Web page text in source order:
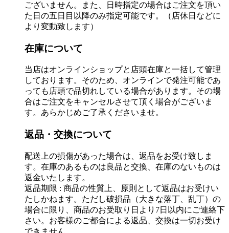
ございません。また、日時指定の場合はご注文を頂い
た日の五日目以降のみ指定可能です。（店休日などに
より変動致します）
在庫について
当店はオンラインショップと店頭在庫と一括して管理
しております。そのため、オンラインで発注可能であ
っても店頭で品切れしている場合があります。その場
合はご注文をキャンセルさせて頂く場合がございま
す。あらかじめご了承くださいませ。
返品・交換について
配送上の損傷があった場合は、返品をお受け致しま
す。在庫のあるものは良品と交換、在庫のないものは
返金いたします。
返品期限 : 商品の性質上、原則として返品はお受けい
たしかねます。ただし破損品（大きな落丁、乱丁）の
場合に限り、商品のお受取り日より7日以内にご連絡下
さい。お客様のご都合による返品、交換は一切お受け
できません。